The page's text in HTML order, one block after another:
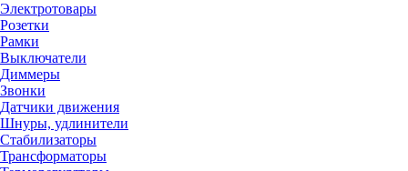
Электротовары
Розетки
Рамки
Выключатели
Диммеры
Звонки
Датчики движения
Шнуры, удлинители
Стабилизаторы
Трансформаторы